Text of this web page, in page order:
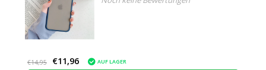
€14,95 €11,96 AUF LAGER